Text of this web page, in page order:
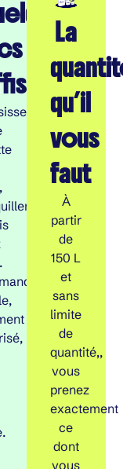
La
qu’il
vous
faut
À
partir
de
150 L
et
sans
limite
de
quantité,,
vous
prenez
exactement
ce
dont
vous